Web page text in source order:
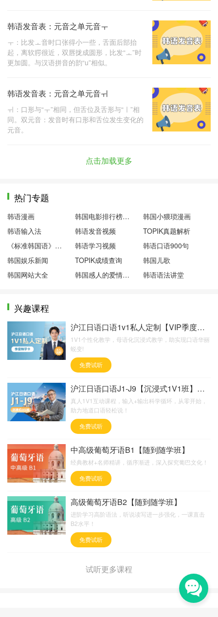
韩语发音表：元音之单元音ㅜ
ㅜ：比发ㅗ音时口张得小一些，舌面后部抬
起，离软腭很近，双唇拢成圆形，比发“ㅗ”时
更加圆。与汉语拼音的韵“u”相似。
韩语发音表：元音之单元音ㅟ
ㅟ：口形与“ㅜ”相同，但舌位及舌形与“ㅣ”相
同。双元音：发音时有口形和舌位发生变化的
元音。
点击加载更多
热门专题
韩语漫画 韩国电影排行榜前十名
韩国小猥琐漫画
韩语输入法
韩语发音视频
TOPIK真题解析
《标准韩国语》第一册
韩语学习视频
韩语口语900句
韩国娱乐新闻
TOPIK成绩查询
韩国儿歌
韩国网站大全
韩国感人的爱情电影 韩语语法讲堂
兴趣课程
沪江日语口语1v1私人定制【VIP季度畅学卡】
1V1个性化教学，母语化沉浸式教学，助实现口语华丽
蜕变!
免费试听
沪江日语口语J1-J9【沉浸式1V1班】超值版
真人1V1互动课程，输入+输出科学循环，从零开始，
助力地道口语轻松说！
免费试听
中高级葡萄牙语B1【随到随学班】
经典教材+名师精讲，循序渐进，深入探究葡巴文化！
免费试听
高级葡萄牙语B2【随到随学班】
进阶学习高阶语法，听说读写进一步强化，一课直击
B2水平！
免费试听
试听更多课程